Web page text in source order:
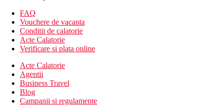
magazine
Descrierea camerei
Camera dubla, cladire principala
telefon
TV cu receptie satelit
minibar (reumplut zilnic cu bauturi racoritoare si bere)
baie/toaleta (uscator de par)
FAQ
Vouchere de vacanta
Conditii de calatorie
Acte Calatorie
Verificare si plata online
Acte Calatorie
Agentii
Business Travel
Blog
Campanii si regulamente